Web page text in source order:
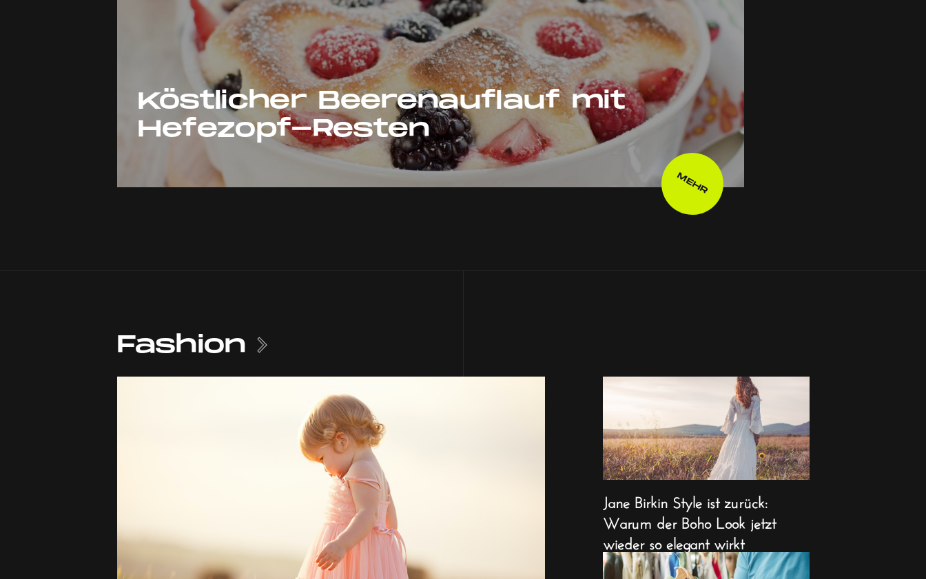
Köstlicher Beerenauflauf mit
Hefezopf-Resten
MEHR
Fashion
Jane Birkin Style ist zurück:
Warum der Boho Look jetzt
wieder so elegant wirkt